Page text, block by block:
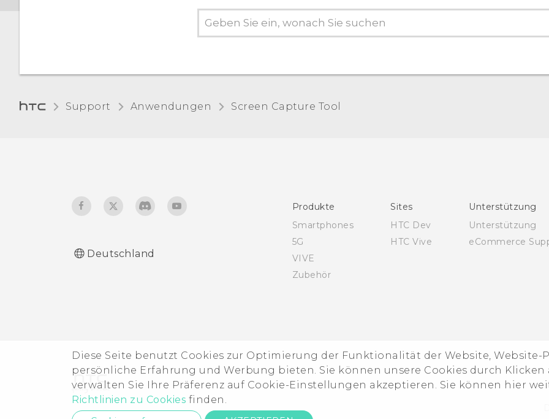
Diese Seite benutzt Cookies zur Optimierung der Funktionalität der Website, Website-
persönliche Erfahrung und Werbung bieten. Sie können unsere Cookies durch
verwalten Sie Ihre Präferenz auf Cookie-Einstellungen akzeptieren. Sie können hier
Richtlinien zu Cookies finden.
Support Anwendungen Screen Capture Tool
Deutschland
Produkte
Smartphones
5G
VIVE
Zubehör
Sites
HTC Dev
HTC Vive
Unterstützung
Unterstützung
eCommerce